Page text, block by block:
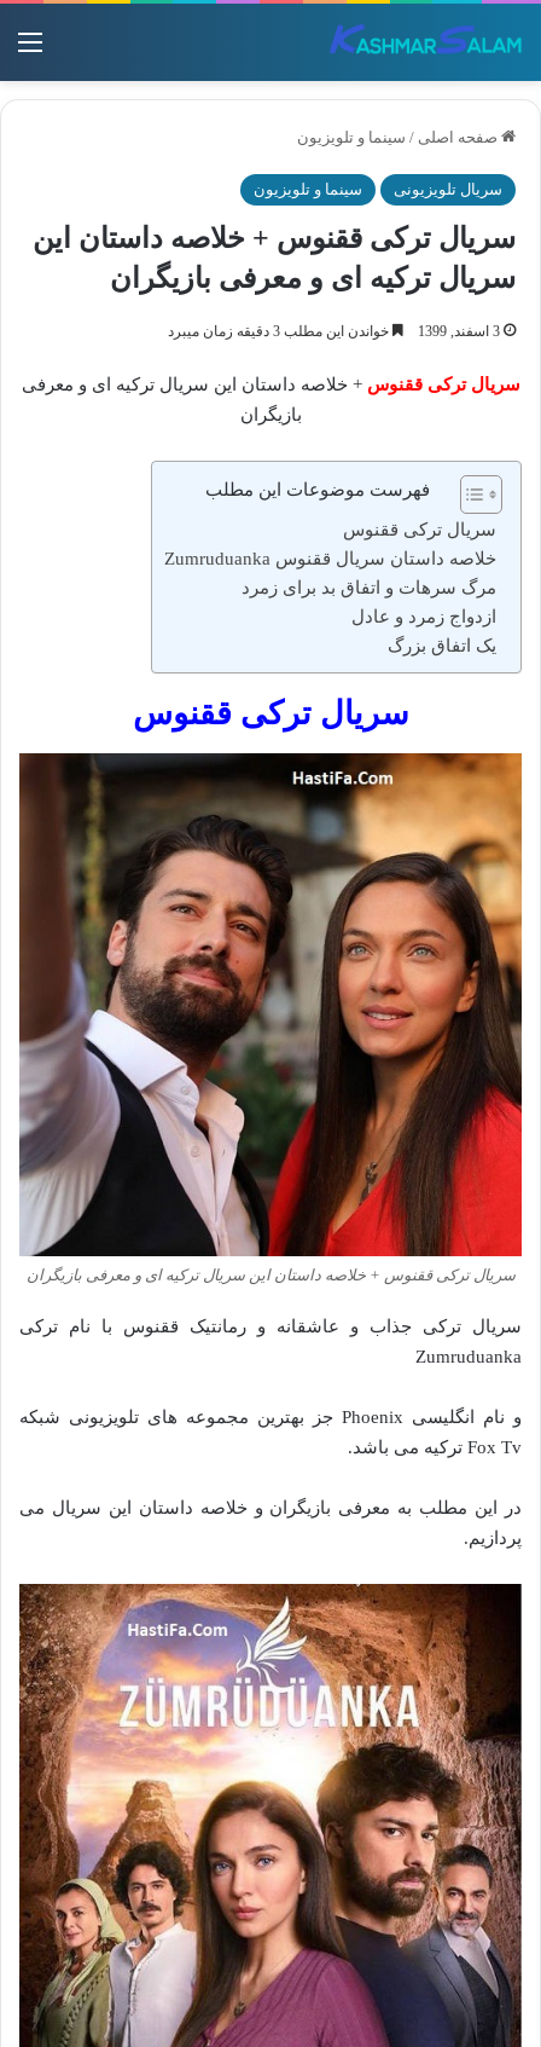
صفحه اصلی / سینما و تلویزیون
سریال تلویزیونی سینما و تلویزیون
سریال ترکی ققنوس + خلاصه داستان این
سریال ترکیه ای و معرفی بازیگران
3 اسفند, 1399 خواندن این مطلب 3 دقیقه زمان میبرد
سریال ترکی ققنوس + خلاصه داستان این سریال ترکیه ای و معرفی
بازیگران
فهرست موضوعات این مطلب
سریال ترکی ققنوس
خلاصه داستان سریال ققنوس Zumruduanka
مرگ سرهات و اتفاق بد برای زمرد
ازدواج زمرد و عادل
یک اتفاق بزرگ
سریال ترکی ققنوس
سریال ترکی ققنوس + خلاصه داستان این سریال ترکیه ای و معرفی بازیگران
سریال ترکی جذاب و عاشقانه و رمانتیک ققنوس با نام ترکی
Zumruduanka
و نام انگلیسی Phoenix جز بهترین مجموعه های تلویزیونی شبکه
Fox Tv ترکیه می باشد.
در این مطلب به معرفی بازیگران و خلاصه داستان این سریال می
پردازیم.